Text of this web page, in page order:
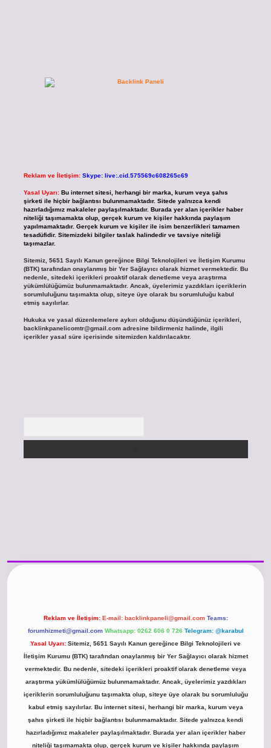
Reklam ve İletişim: Skype: live:.cid.575569c608265c69
Yasal Uyarı: Bu internet sitesi, herhangi bir marka, kurum veya şahıs
şirketi ile hiçbir bağlantısı bulunmamaktadır. Sitede yalnızca kendi
hazırladığımız makaleler paylaşılmaktadır. Burada yer alan içerikler haber
niteliği taşımamakta olup, gerçek kurum ve kişiler hakkında paylaşım
yapılmamaktadır. Gerçek kurum ve kişiler ile isim benzerlikleri tamamen
tesadüfidir. Sitemizdeki bilgiler taslak halindedir ve tavsiye niteliği
taşımazlar.
Sitemiz, 5651 Sayılı Kanun gereğince Bilgi Teknolojileri ve İletişim Kurumu
(BTK) tarafından onaylanmış bir Yer Sağlayıcı olarak hizmet vermektedir. Bu
nedenle, sitedeki içerikleri proaktif olarak denetleme veya araştırma
yükümlülüğümüz bulunmamaktadır. Ancak, üyelerimiz yazdıkları içeriklerin
sorumluluğunu taşımakta olup, siteye üye olarak bu sorumluluğu kabul
etmiş sayılırlar.
Hukuka ve yasal düzenlemelere aykırı olduğunu düşündüğünüz içerikleri,
backlinkpanelicomtr@gmail.comadresine bildirmeniz halinde, ilgili
içerikler yasal süre içerisinde sitemizden kaldırılacaktır.
Reklam ve İletişim: E-mail: backlinkpaneli@gmail.com Teams:
forumhizmeti@gmail.com Whatsapp: 0262 606 0 726 Telegram: @karabul
Yasal Uyarı: Sitemiz, 5651 Sayılı Kanun gereğince Bilgi Teknolojileri ve
İletişim Kurumu (BTK) tarafından onaylanmış bir Yer Sağlayıcı olarak hizmet
vermektedir. Bu nedenle, sitedeki içerikleri proaktif olarak denetleme veya
araştırma yükümlülüğümüz bulunmamaktadır. Ancak, üyelerimiz yazdıkları
içeriklerin sorumluluğunu taşımakta olup, siteye üye olarak bu sorumluluğu
kabul etmiş sayılırlar. Bu internet sitesi, herhangi bir marka, kurum veya
şahıs şirketi ile hiçbir bağlantısı bulunmamaktadır. Sitede yalnızca kendi
hazırladığımız makaleler paylaşılmaktadır. Burada yer alan içerikler haber
niteliği taşımamakta olup, gerçek kurum ve kişiler hakkında paylaşım